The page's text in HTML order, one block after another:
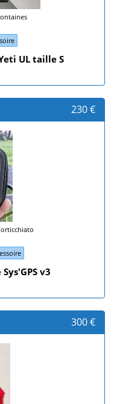
UL taille S
230 €
v3
300 €